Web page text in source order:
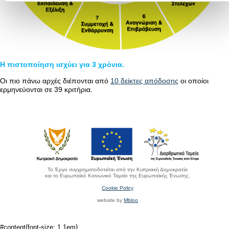
Η πιστοποίηση ισχύει για 3 χρόνια.
Οι πιο πάνω αρχές διέπονται από 10 δείκτες απόδοσης οι οποίοι
ερμηνεύονται σε 39 κριτήρια.
Το Έργο συγχρηματοδοτείται από την Κυπριακή Δημοκρατία
και το Ευρωπαϊκό Κοινωνικό Ταμείο της Ευρωπαϊκής Ένωσης.
Cookie Policy
website by Mbloo
#content{font-size: 1.1em}